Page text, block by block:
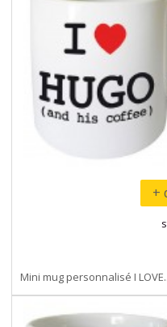
+
Mini mug personnalisé I